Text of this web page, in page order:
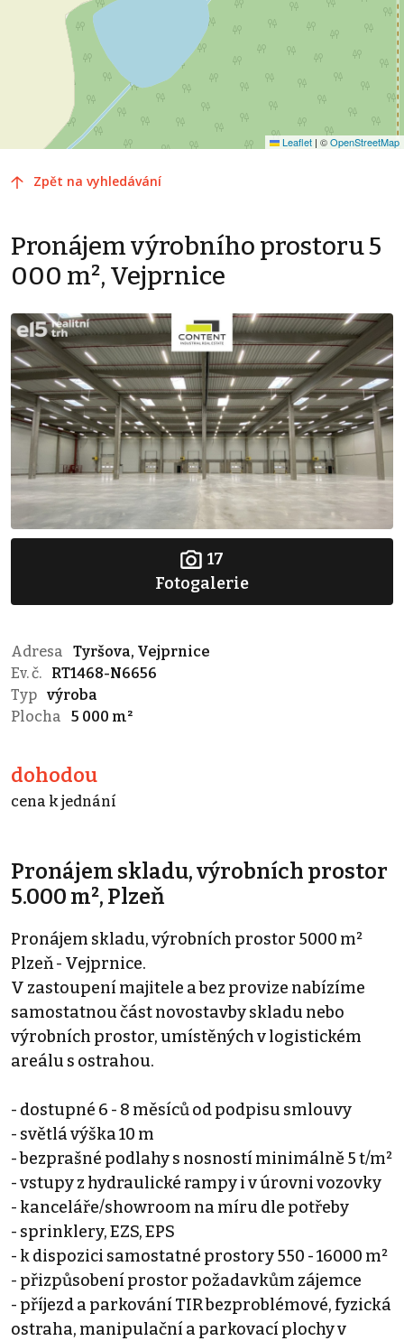
Leaflet | ©OpenStreetMap
Zpět na vyhledávání
Pronájem výrobního prostoru 5
000 m², Vejprnice
17
Fotogalerie
Adresa
Tyršova, Vejprnice
Ev. č.
RT1468-N6656
Typ výroba
Plocha
5 000 m²
dohodou
cena k jednání
Pronájem skladu, výrobních prostor
5.000 m², Plzeň
Pronájem skladu, výrobních prostor 5000 m²
Plzeň - Vejprnice.
V zastoupení majitele a bez provize nabízíme
samostatnou část novostavby skladu nebo
výrobních prostor, umístěných v logistickém
areálu s ostrahou.
- dostupné 6 - 8 měsíců od podpisu smlouvy
- světlá výška 10 m
- bezprašné podlahy s nosností minimálně 5 t/m²
- vstupy z hydraulické rampy i v úrovni vozovky
- kanceláře/showroom na míru dle potřeby
- sprinklery, EZS, EPS
- k dispozici samostatné prostory 550 - 16000 m²
- přizpůsobení prostor požadavkům zájemce
- příjezd a parkování TIR bezproblémové, fyzická
ostraha, manipulační a parkovací plochy v